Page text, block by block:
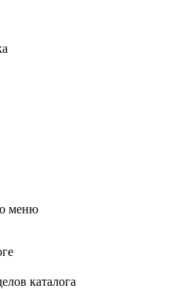
меню
каталога